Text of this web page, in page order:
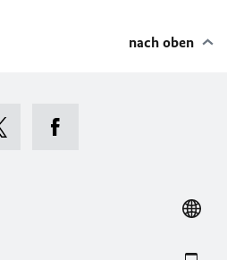
nach oben